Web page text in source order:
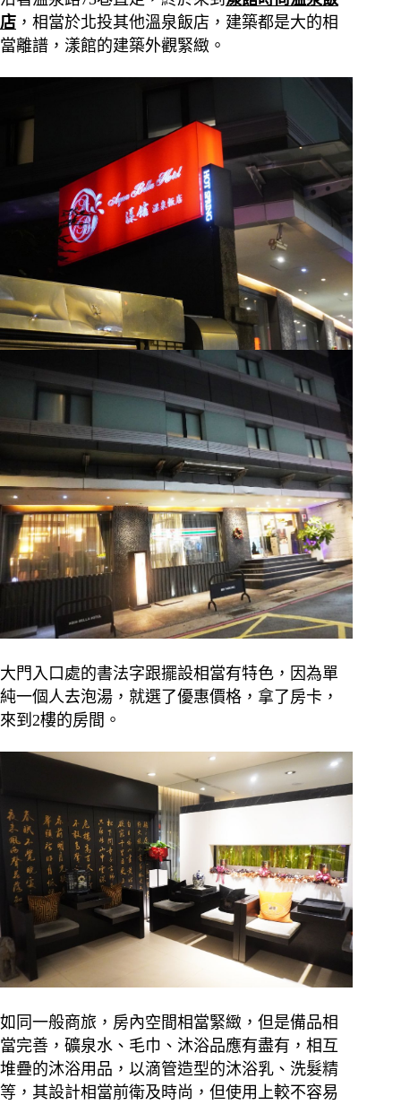
店 ，相當於北投其他溫泉飯店，建築都是大的相
當離譜，漾館的建築外觀緊緻。
大門入口處的書法字跟擺設相當有特色，因為單
純一個人去泡湯，就選了優惠價格，拿了房卡，
來到2樓的房間。
如同一般商旅，房內空間相當緊緻，但是備品相
當完善，礦泉水、毛巾、沐浴品應有盡有，相互
堆疊的沐浴用品，以滴管造型的沐浴乳、洗髮精
等，其設計相當前衛及時尚，但使用上較不容易